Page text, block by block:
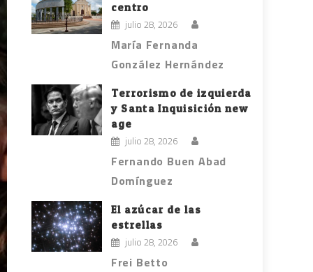
centro
julio 28, 2026
María Fernanda
González Hernández
Terrorismo de izquierda
y Santa Inquisición new
age
julio 28, 2026
Fernando Buen Abad
Domínguez
El azúcar de las
estrellas
julio 28, 2026
Frei Betto